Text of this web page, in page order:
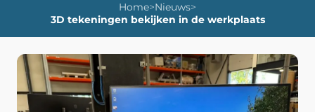
Home>Nieuws>
3D tekeningen bekijken in de werkplaats